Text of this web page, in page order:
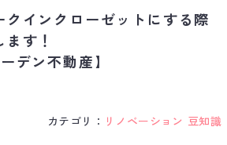
クインクローゼットにする際
す！
デン不動産】
カテゴリ： リノベーション 豆知識